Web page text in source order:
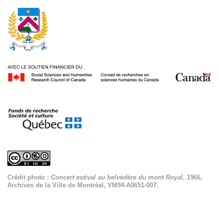
Crédit photo : Concert estival au belvédère du mont Royal, 1966,
Archives de la Ville de Montréal, VM94-A0651-007.